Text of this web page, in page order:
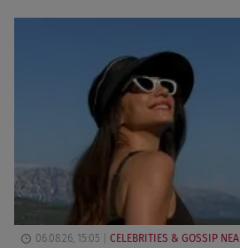
06.08.26, 15:05 CELEBRITIES & GOSSIP ΝΕΑ